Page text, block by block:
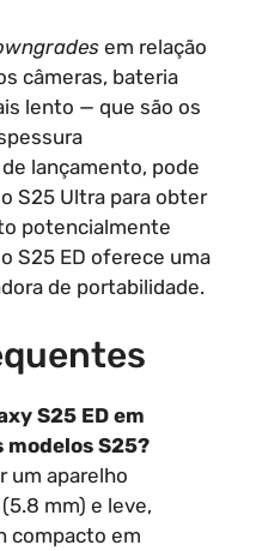
em relação
câmeras, bateria
lento — que são os
lançamento, pode
S25 Ultra para obter
potencialmente
S25 ED oferece uma
de portabilidade.
S25 ED em
modelos S25?
um aparelho
mm) e leve,
compacto em